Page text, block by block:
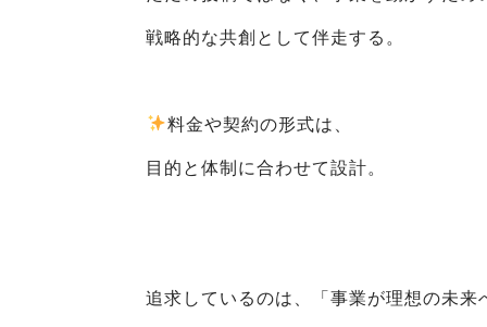
戦略的な共創として伴走する。
料金や契約の形式は、
目的と体制に合わせて設計。
追求しているのは、「事業が理想の未来